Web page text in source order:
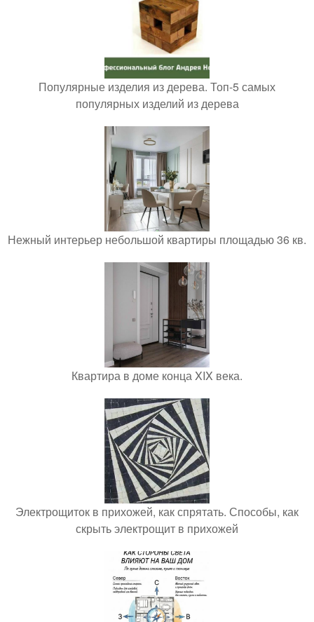
Популярные изделия из дерева. Топ-5 самых
популярных изделий из дерева
Нежный интерьер небольшой квартиры площадью 36 кв.
Квартира в доме конца XIX века.
Электрощиток в прихожей, как спрятать. Способы, как
скрыть электрощит в прихожей